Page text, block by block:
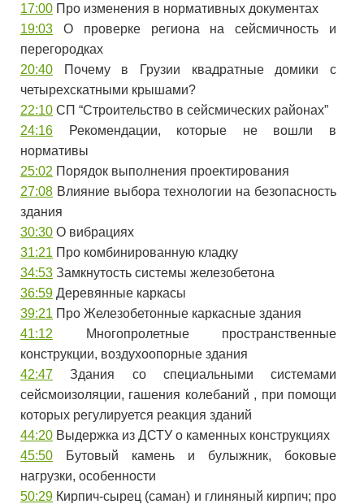
17:00 ​ Про изменения в нормативных документах
19:03 ​ О проверке региона на сейсмичность и
перегородках
20:40 ​ Почему в Грузии квадратные домики с
четырехскатными крышами?
22:10 ​ СП “Строительство в сейсмических районах”
24:16 ​ Рекомендации, которые не вошли в
нормативы
25:02 ​ Порядок выполнения проектирования
27:08 ​ Влияние выбора технологии на безопасность
здания
30:30 ​ О вибрациях
31:21 ​ Про комбинированную кладку
34:53 ​ Замкнутость системы железобетона
36:59 ​ Деревянные каркасы
39:21 ​ Про Железобетонные каркасные здания
41:12 ​ Многопролетные пространственные
конструкции, воздухоопорные здания
42:47 ​ Здания со специальными системами
сейсмоизоляции, гашения колебаний , при помощи
которых регулируется реакция зданий
44:20 ​ Выдержка из ДСТУ о каменных конструкциях
45:50 ​ Бутовый камень и булыжник, боковые
нагрузки, особенности
50:29 ​ Кирпич-сырец (саман) и глиняный кирпич; про